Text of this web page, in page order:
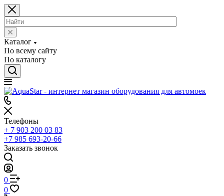
Каталог
По всему сайту
По каталогу
Телефоны
+ 7 903 200 03 83
+7 985 693-20-66
Заказать звонок
0
0